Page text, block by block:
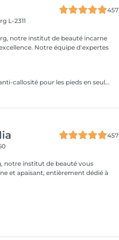
457
L-2311
notre institut de beauté incarne
d'expertes
Traitement callus peeling soin anti-callosité pour les pieds en seulement 15 minutes CALLUSPEELING permet d'éliminer facilement, sans lames ni cutters, les callosités et les fissures, donnant aux pieds une incroyable douceur et une sensation infinie de légèreté.
457
notre institut de beauté vous
et apaisant, entièrement dédié à